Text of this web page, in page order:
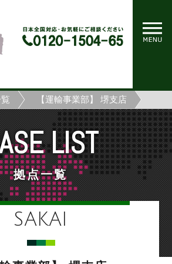
【運輸事業部】 堺支店
LIST
拠点一覧
SAKAI